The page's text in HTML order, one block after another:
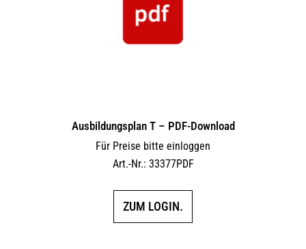
Ausbildungsplan T – PDF-Download
Für Preise bitte einloggen
Art.-Nr.: 33377PDF
ZUM LOGIN.